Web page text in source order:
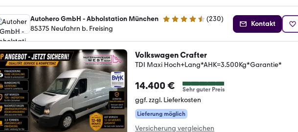
Autohero GmbH - Abholstation München 4.4 Sterne (230)
85375 Neufahrn b. Freising
Kontakt
Volkswagen Crafter
TDI Maxi Hoch+Lang*AHK=3.500Kg*Garantie*
14.400 € Sehr guter Preis
ggf. zzgl. Lieferkosten
Lieferung möglich
Versicherung vergleichen